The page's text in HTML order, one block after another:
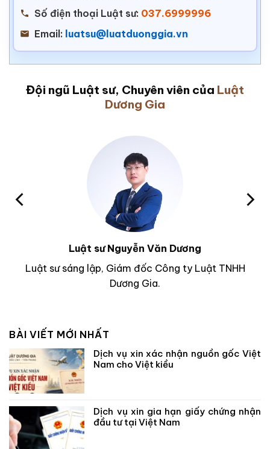
Số điện thoại Luật sư: 037.6999996
Email: luatsu@luatduonggia.vn
Đội ngũ Luật sư, Chuyên viên của Luật
Dương Gia
Luật sư Nguyễn Văn Dương
Luật sư sáng lập, Giám đốc Công ty Luật TNHH
Dương Gia.
BÀI VIẾT MỚI NHẤT
Dịch vụ xin xác nhận nguồn gốc Việt
Nam cho Việt kiều
Dịch vụ xin gia hạn giấy chứng nhận
đầu tư tại Việt Nam